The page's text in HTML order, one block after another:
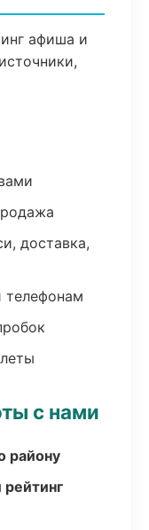
афиша и
доставка,
телефонам
с нами
району